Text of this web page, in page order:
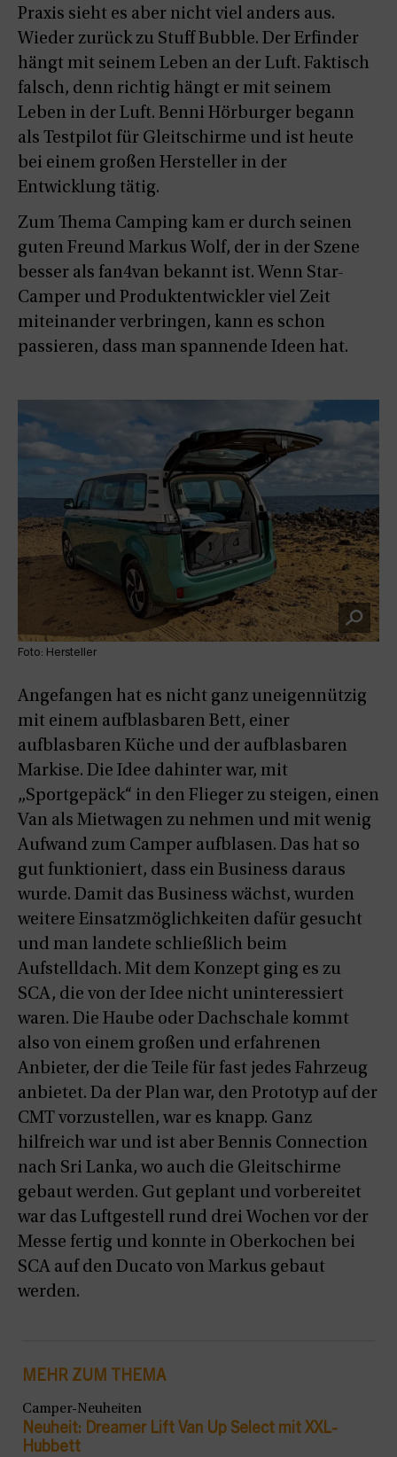
Praxis sieht es aber nicht viel anders aus.
Wieder zurück zu Stuff Bubble. Der Erfinder
hängt mit seinem Leben an der Luft. Faktisch
falsch, denn richtig hängt er mit seinem
Leben in der Luft. Benni Hörburger begann
als Testpilot für Gleitschirme und ist heute
bei einem großen Hersteller in der
Entwicklung tätig.
Zum Thema Camping kam er durch seinen
guten Freund Markus Wolf, der in der Szene
besser als fan4van bekannt ist. Wenn Star-
Camper und Produktentwickler viel Zeit
miteinander verbringen, kann es schon
passieren, dass man spannende Ideen hat.
Angefangen hat es nicht ganz uneigennützig
mit einem aufblasbaren Bett, einer
aufblasbaren Küche und der aufblasbaren
Markise. Die Idee dahinter war, mit
„Sportgepäck“ in den Flieger zu steigen, einen
Van als Mietwagen zu nehmen und mit wenig
Aufwand zum Camper aufblasen. Das hat so
gut funktioniert, dass ein Business daraus
wurde. Damit das Business wächst, wurden
weitere Einsatzmöglichkeiten dafür gesucht
und man landete schließlich beim
Aufstelldach. Mit dem Konzept ging es zu
SCA, die von der Idee nicht uninteressiert
waren. Die Haube oder Dachschale kommt
also von einem großen und erfahrenen
Anbieter, der die Teile für fast jedes Fahrzeug
anbietet. Da der Plan war, den Prototyp auf der
CMT vorzustellen, war es knapp. Ganz
hilfreich war und ist aber Bennis Connection
nach Sri Lanka, wo auch die Gleitschirme
gebaut werden. Gut geplant und vorbereitet
war das Luftgestell rund drei Wochen vor der
Messe fertig und konnte in Oberkochen bei
SCA auf den Ducato von Markus gebaut
werden.
Foto: Hersteller
MEHR ZUM THEMA
Camper-Neuheiten
Neuheit: Dreamer Lift Van Up Select mit XXL-
Hubbett